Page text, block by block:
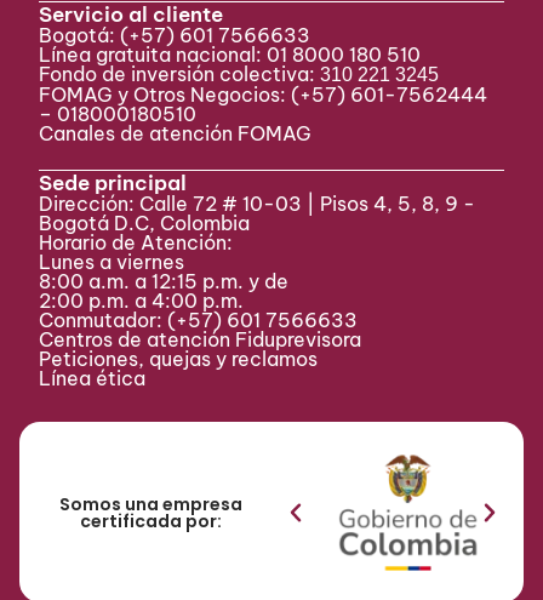
Servicio al cliente
Bogotá: (+57) 601 7566633
Línea gratuita nacional: 01 8000 180 510
Fondo de inversión colectiva:310 221 3245
FOMAG y Otros Negocios: (+57) 601-7562444
– 018000180510
Canales de atención FOMAG
Sede principal
Dirección: Calle 72 # 10-03 | Pisos 4, 5, 8, 9 -
Bogotá D.C, Colombia
Horario de Atención:
Lunes a viernes
8:00 a.m. a 12:15 p.m. y de
2:00 p.m. a 4:00 p.m.
Conmutador: (+57) 601 7566633
Centros de atención Fiduprevisora
Peticiones, quejas y reclamos
Línea ética
Somos una empresa
certificada por: